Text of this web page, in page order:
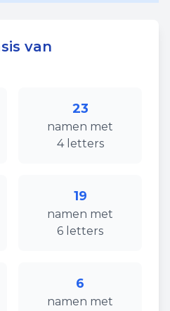
van
23
namen met
4letters
19
namen met
6 letters
6
namen met